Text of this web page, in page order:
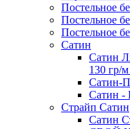
Постельное
Постельное
Постельное
Сатин
Сатин
130 гр/
Сатин-
Сатин -
Страйп Сатин
Сатин